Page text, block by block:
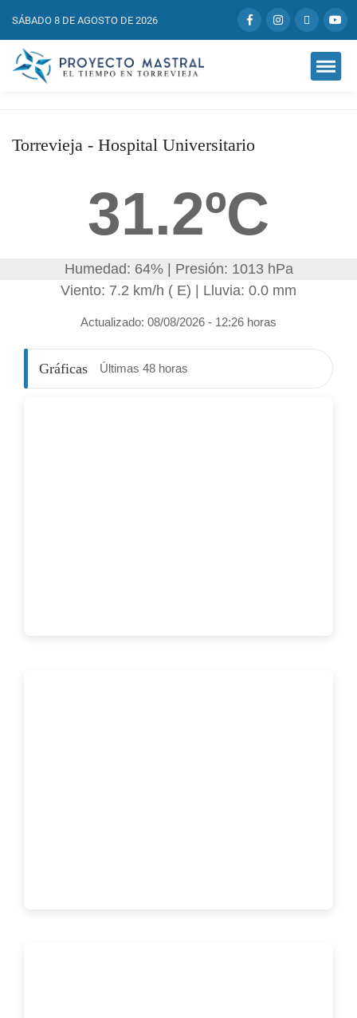
SÁBADO 8 DE AGOSTO DE 2026
Torrevieja - Hospital Universitario
31.2ºC
Humedad: 64% | Presión: 1013 hPa
Viento: 7.2 km/h ( E) | Lluvia: 0.0 mm
Actualizado: 08/08/2026 - 12:26 horas
Gráficas Últimas 48 horas